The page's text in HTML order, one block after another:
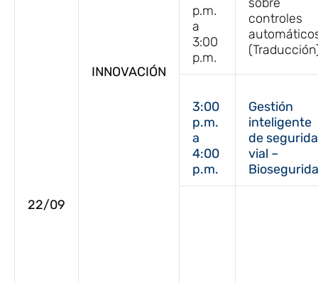
22/09
INNOVACIÓN
p.m.
a
3:00
p.m.
controles
3:00
p.m.
a
4:00
p.m.
Gestión
inteligente
de
vial –